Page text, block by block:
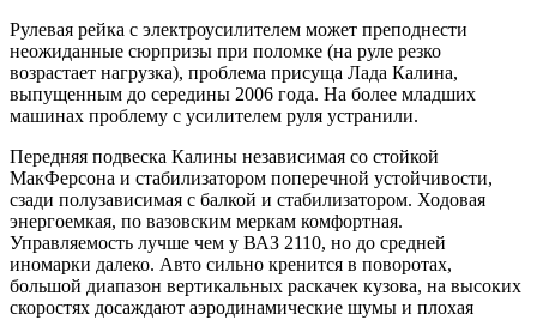
Рулевая рейка с электроусилителем может преподнести
неожиданные сюрпризы при поломке (на руле резко
возрастает нагрузка), проблема присуща Лада Калина,
выпущенным до середины 2006 года. На более младших
машинах проблему с усилителем руля устранили.
Передняя подвеска Калины независимая со стойкой
МакФерсона и стабилизатором поперечной устойчивости,
сзади полузависимая с балкой и стабилизатором. Ходовая
энергоемкая, по вазовским меркам комфортная.
Управляемость лучше чем у ВАЗ 2110, но до средней
иномарки далеко. Авто сильно кренится в поворотах,
большой диапазон вертикальных раскачек кузова, на высоких
скоростях досаждают аэродинамические шумы и плохая